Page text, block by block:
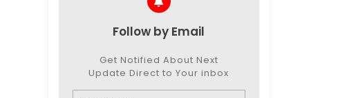
Follow by Email
Get Notified About Next
Update Direct to Your inbox